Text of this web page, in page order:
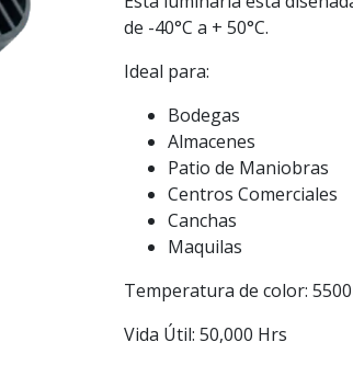
de -40°C a + 50°C.
Ideal para:
Bodegas
Almacenes
Patio de Maniobras
Centros Comerciales
Canchas
Maquilas
Temperatura de color:
Vida Útil: 50,000 Hrs